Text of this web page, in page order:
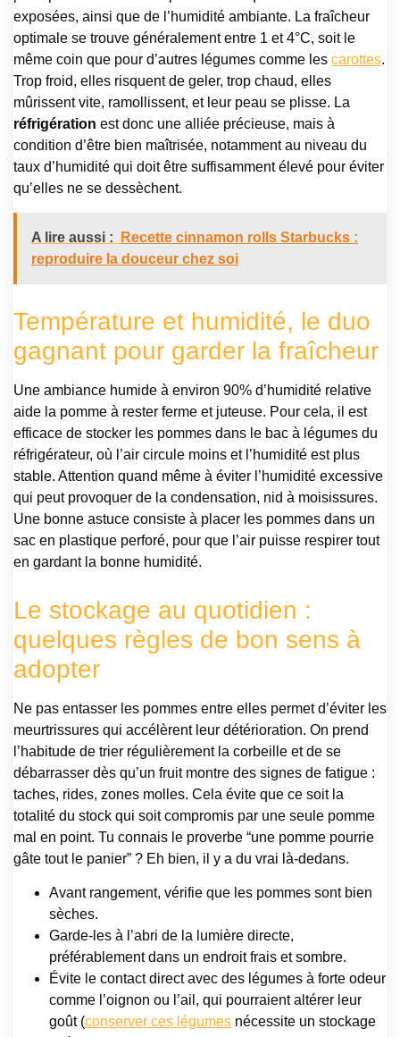
exposées, ainsi que de l’humidité ambiante. La fraîcheur
optimale se trouve généralement entre 1 et 4°C, soit le
même coin que pour d’autres légumes comme les carottes.
Trop froid, elles risquent de geler, trop chaud, elles
mûrissent vite, ramollissent, et leur peau se plisse. La
réfrigération est donc une alliée précieuse, mais à
condition d’être bien maîtrisée, notamment au niveau du
taux d’humidité qui doit être suffisamment élevé pour éviter
qu’elles ne se dessèchent.
A lire aussi :
Recette cinnamon rolls Starbucks :
reproduire la douceur chez soi
Température et humidité, le duo
gagnant pour garder la fraîcheur
Une ambiance humide à environ 90% d’humidité relative
aide la pomme à rester ferme et juteuse. Pour cela, il est
efficace de stocker les pommes dans le bac à légumes du
réfrigérateur, où l’air circule moins et l’humidité est plus
stable. Attention quand même à éviter l’humidité excessive
qui peut provoquer de la condensation, nid à moisissures.
Une bonne astuce consiste à placer les pommes dans un
sac en plastique perforé, pour que l’air puisse respirer tout
en gardant la bonne humidité.
Le stockage au quotidien :
quelques règles de bon sens à
adopter
Ne pas entasser les pommes entre elles permet d’éviter les
meurtrissures qui accélèrent leur détérioration. On prend
l’habitude de trier régulièrement la corbeille et de se
débarrasser dès qu’un fruit montre des signes de fatigue :
taches, rides, zones molles. Cela évite que ce soit la
totalité du stock qui soit compromis par une seule pomme
mal en point. Tu connais le proverbe “une pomme pourrie
gâte tout le panier” ? Eh bien, il y a du vrai là-dedans.
Avant rangement, vérifie que les pommes sont bien
sèches.
Garde-les à l’abri de la lumière directe,
préférablement dans un endroit frais et sombre.
Évite le contact direct avec des légumes à forte odeur
comme l’oignon ou l’ail, qui pourraient altérer leur
goût (conserver ces légumes nécessite un stockage